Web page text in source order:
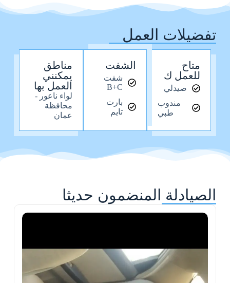
تفضيلات العمل
متاح
للعمل ك
صيدلي
مندوب
طبي
الشفت
شفت
B+C
بارت
تايم
مناطق
يمكنني
العمل بها
لواء ناعور -
محافظة
عمان
الصيادلة المنضمون حديثا